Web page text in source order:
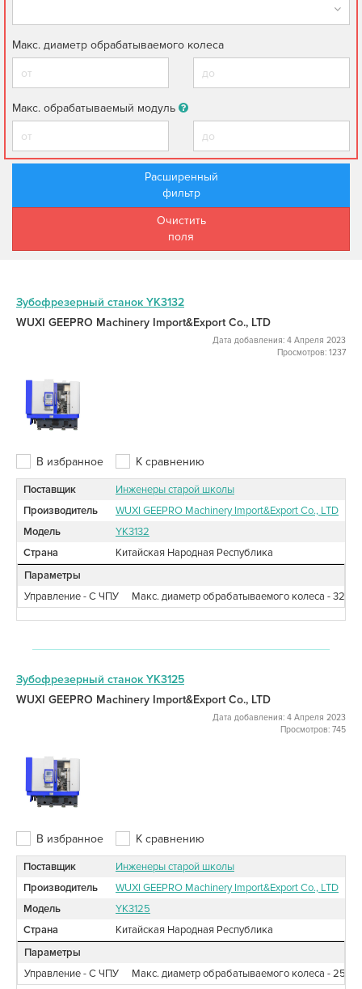
Макс. диаметр обрабатываемого колеса
Макс. обрабатываемый модуль
Расширенный
фильтр
Очистить
поля
Зубофрезерный станок YK3132
WUXI GEEPRO Machinery Import&Export Co., LTD
Дата добавления: 4 Апреля 2023
Просмотров: 1237
В избранное К сравнению
Поставщик
Инженеры старой школы
Производитель
WUXI GEEPRO Machinery Import&Export Co., LTD
Модель
YK3132
Страна
Китайская Народная Республика
Параметры
Управление - С ЧПУ
Макс. диаметр обрабатываемого колеса - 320
Зубофрезерный станок YK3125
WUXI GEEPRO Machinery Import&Export Co., LTD
Дата добавления: 4 Апреля 2023
Просмотров: 745
В избранное К сравнению
Поставщик
Инженеры старой школы
Производитель
WUXI GEEPRO Machinery Import&Export Co., LTD
Модель
YK3125
Страна
Китайская Народная Республика
Параметры
Управление - С ЧПУ
Макс. диаметр обрабатываемого колеса - 250